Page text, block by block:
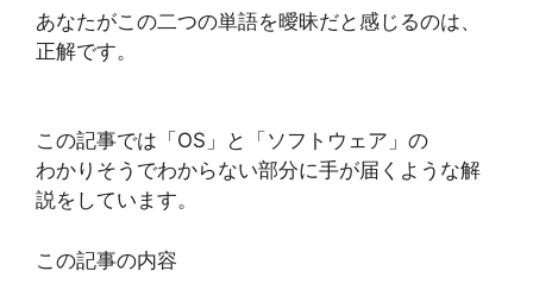
あなたがこの二つの単語を曖昧だと感じるのは、
正解です。
この記事では「OS」と「ソフトウェア」の
わかりそうでわからない部分に手が届くような解
説をしています。
この記事の内容